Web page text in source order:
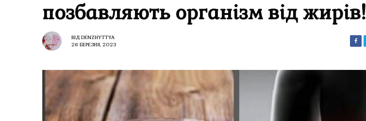
позбавляють організм від жирів!
ВІД DENZHYTTYA
26 БЕРЕЗНЯ, 2023